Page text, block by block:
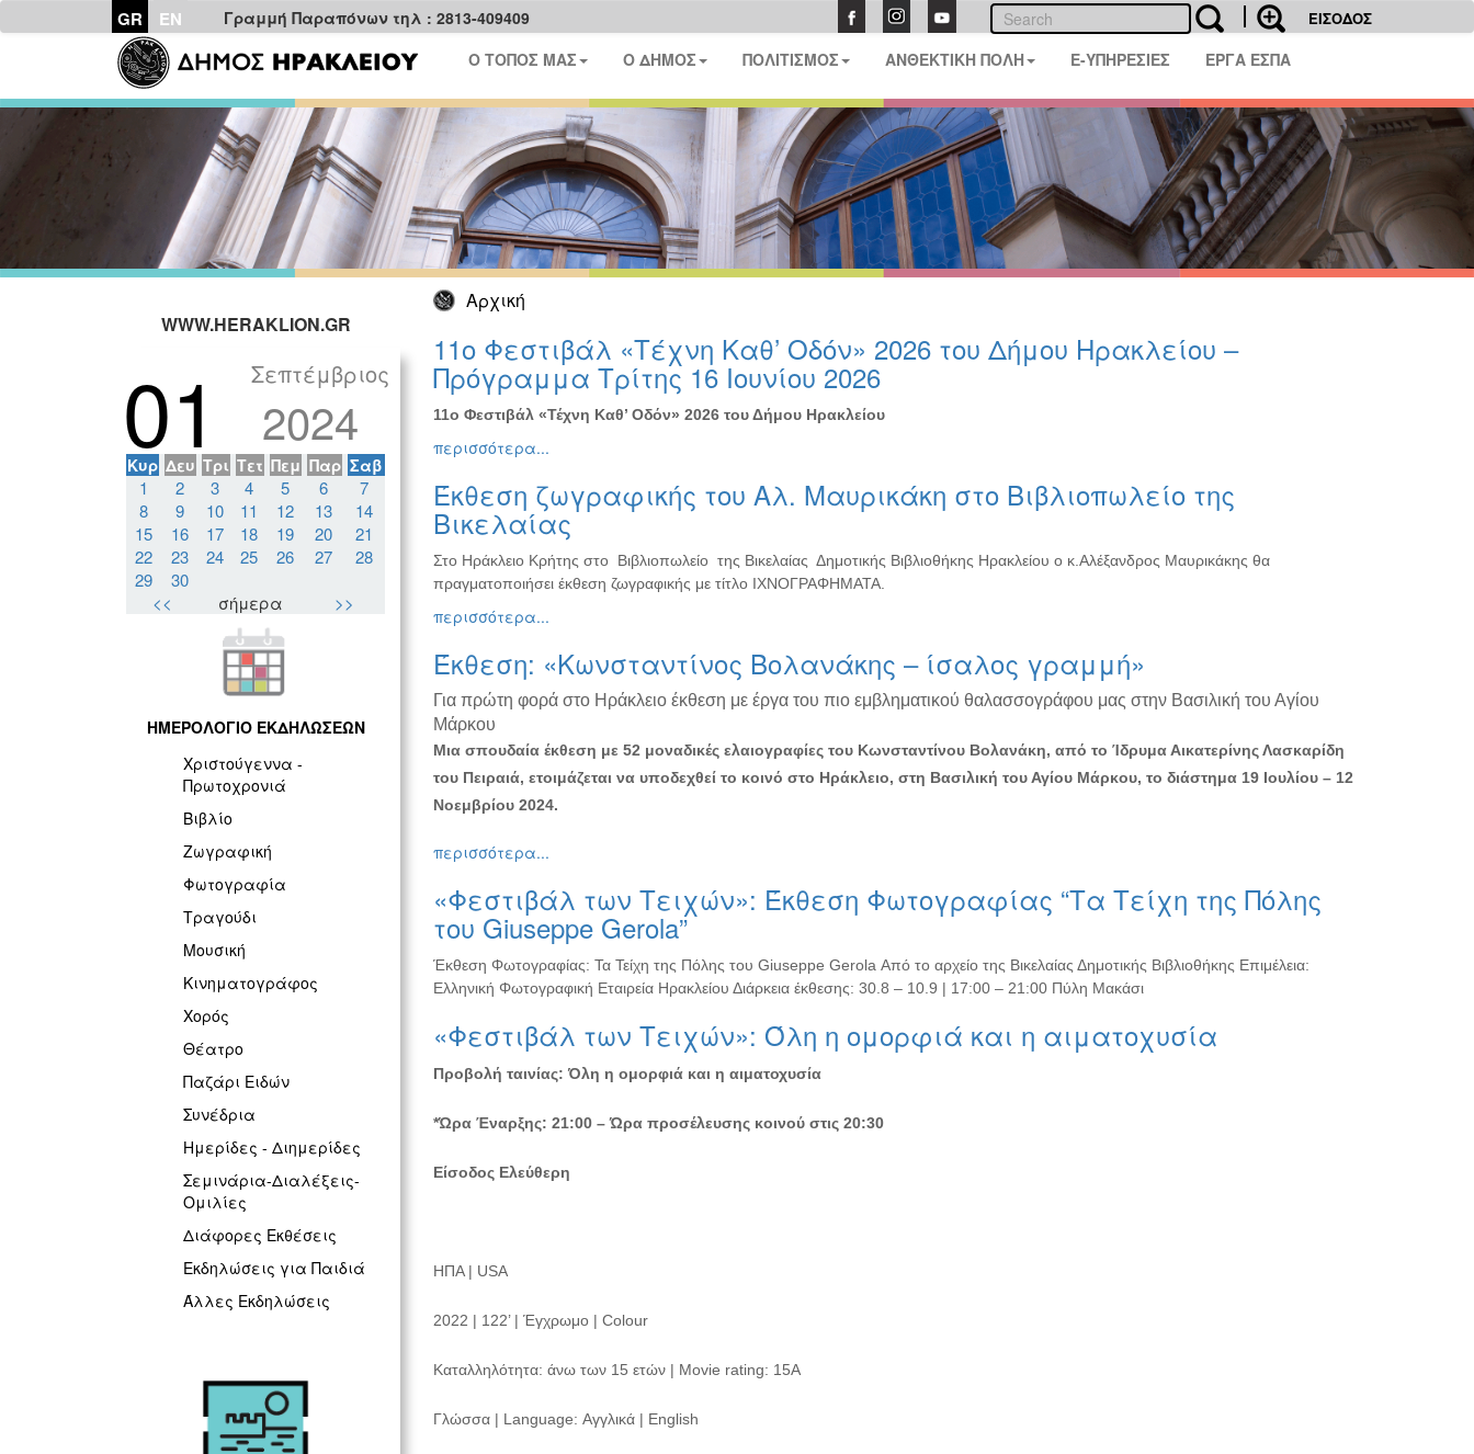
GR EN Γραμμή Παραπόνων τηλ : 2813-409409 ΕΙΣΟΔΟΣ
Ο ΤΟΠΟΣ ΜΑΣ Ο ΔΗΜΟΣ ΠΟΛΙΤΙΣΜΟΣ ΑΝΘΕΚΤΙΚΗ ΠΟΛΗ E-ΥΠΗΡΕΣΙΕΣ ΕΡΓΑ ΕΣΠΑ
Αρχική
WWW.HERAKLION.GR
01 Σεπτέμβριος
2024
Κυρ Δευ Τρι Τετ Πεμ Παρ Σαβ
1 2 3 4 5 6
7
8
9 10 11 12 13
14
15
16 17 18 19 20
21
22
23 24 25 26 27
28
29
30
<<
σήμερα >>
ΗΜΕΡΟΛΟΓΙΟ ΕΚΔΗΛΩΣΕΩΝ
Χριστούγεννα -
Πρωτοχρονιά
Βιβλίο
Ζωγραφική
Φωτογραφία
Τραγούδι
Μουσική
Κινηματογράφος
Χορός
Θέατρο
Παζάρι Ειδών
Συνέδρια
Ημερίδες - Διημερίδες
Σεμινάρια-Διαλέξεις-
Ομιλίες
Διάφορες Εκθέσεις
Εκδηλώσεις για Παιδιά
Άλλες Εκδηλώσεις
11ο Φεστιβάλ «Τέχνη Καθ’ Οδόν» 2026 του Δήμου Ηρακλείου –
Πρόγραμμα Τρίτης 16 Ιουνίου 2026
11ο Φεστιβάλ «Τέχνη Καθ’ Οδόν» 2026 του Δήμου Ηρακλείου
περισσότερα...
Έκθεση ζωγραφικής του Αλ. Μαυρικάκη στο Βιβλιοπωλείο της
Βικελαίας
Στο Ηράκλειο Κρήτης στο Βιβλιοπωλείο της Βικελαίας Δημοτικής Βιβλιοθήκης Ηρακλείου ο κ.Αλέξανδρος Μαυρικάκης θα
πραγματοποιήσει έκθεση ζωγραφικής με τίτλο ΙΧΝΟΓΡΑΦΗΜΑΤΑ.
περισσότερα...
Έκθεση: «Κωνσταντίνος Βολανάκης – ίσαλος γραμμή»
Για πρώτη φορά στο Ηράκλειο έκθεση με έργα του πιο εμβληματικού θαλασσογράφου μας στην Βασιλική του Αγίου
Μάρκου
Μια σπουδαία έκθεση με 52 μοναδικές ελαιογραφίες του Κωνσταντίνου Βολανάκη, από το Ίδρυμα Αικατερίνης Λασκαρίδη
του Πειραιά, ετοιμάζεται να υποδεχθεί το κοινό στο Ηράκλειο, στη Βασιλική του Αγίου Μάρκου, το διάστημα 19 Ιουλίου – 12
Νοεμβρίου 2024.
περισσότερα...
«Φεστιβάλ των Τειχών»: Έκθεση Φωτογραφίας “Τα Τείχη της Πόλης
του Giuseppe Gerola”
Έκθεση Φωτογραφίας: Τα Τείχη της Πόλης του Giuseppe Gerola Από το αρχείο της Βικελαίας Δημοτικής Βιβλιοθήκης Επιμέλεια:
Ελληνική Φωτογραφική Εταιρεία Ηρακλείου Διάρκεια έκθεσης: 30.8 – 10.9 | 17:00 – 21:00 Πύλη Μακάσι
«Φεστιβάλ των Τειχών»: Όλη η ομορφιά και η αιματοχυσία
Προβολή ταινίας: Όλη η ομορφιά και η αιματοχυσία
*Ώρα Έναρξης: 21:00 – Ώρα προσέλευσης κοινού στις 20:30
Είσοδος Ελεύθερη
HΠΑ | USA
2022 | 122’ | Έγχρωμο | Colour
Καταλληλότητα: άνω των 15 ετών | Movie rating: 15A
Γλώσσα | Language: Αγγλικά | English